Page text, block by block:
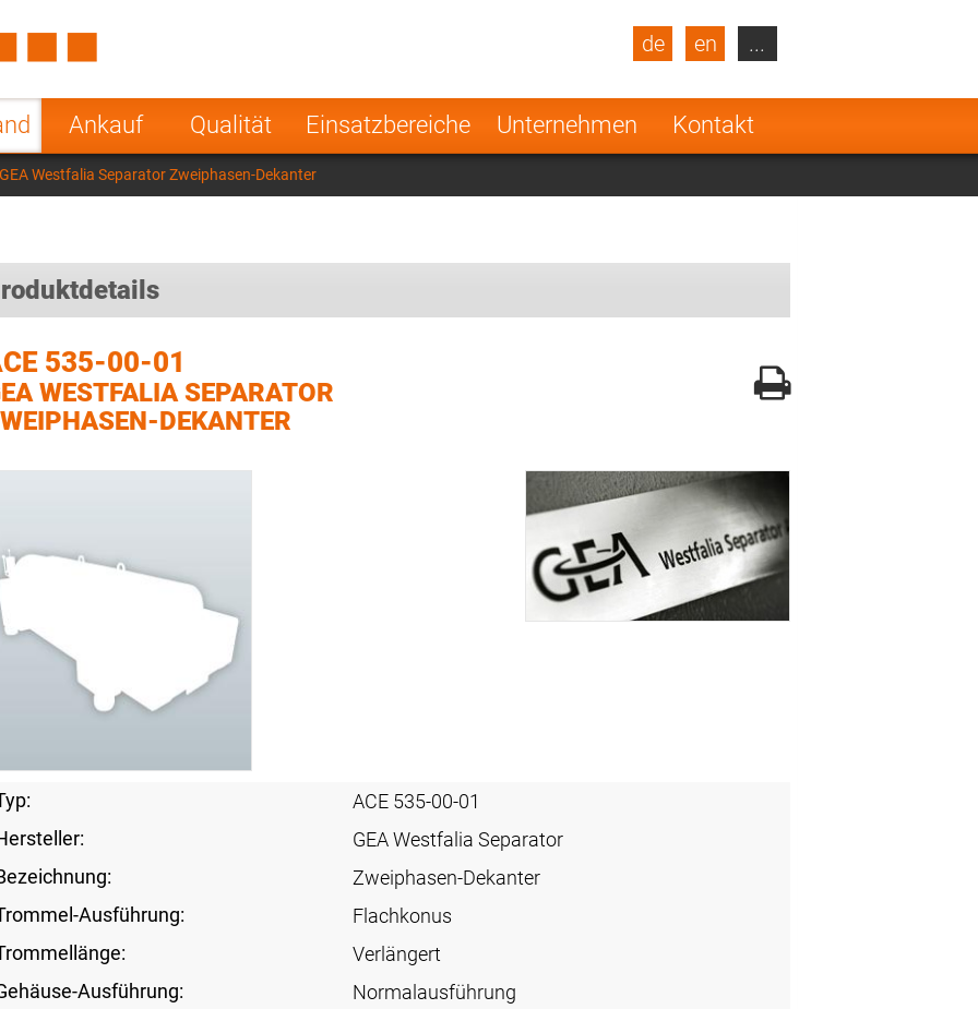
Ankauf Qualität Einsatzbereiche Unternehmen Kontakt
de en
Turkey
Poland Norway
Netherlands
India
...
Westfalia Separator Zweiphasen-Dekanter
535-00-01
WESTFALIA SEPARATOR
DEKANTER
ACE 535-00-01
GEA Westfalia Separator
Zweiphasen-Dekanter
Ausführung:
Flachkonus
Verlängert
Ausführung:
Normalausführung